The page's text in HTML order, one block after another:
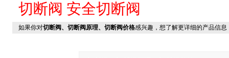
切断阀 安全切断阀
如果你对切断阀、切断阀原理、切断阀价格感兴趣，想了解更详细的产品信